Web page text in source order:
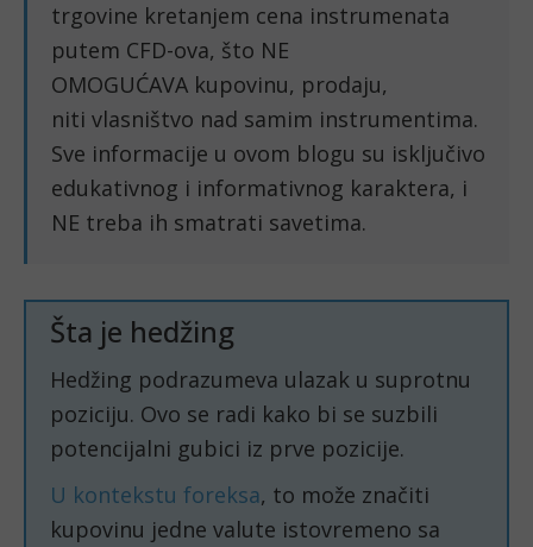
trgovine kretanjem cena instrumenata
putem CFD-ova, što NE
OMOGUĆAVA kupovinu, prodaju,
niti vlasništvo nad samim instrumentima.
Sve informacije u ovom blogu su isključivo
edukativnog i informativnog karaktera, i
NE treba ih smatrati savetima.
Šta je hedžing
Hedžing podrazumeva ulazak u suprotnu
poziciju. Ovo se radi kako bi se suzbili
potencijalni gubici iz prve pozicije.
U kontekstu foreksa, to može značiti
kupovinu jedne valute istovremeno sa